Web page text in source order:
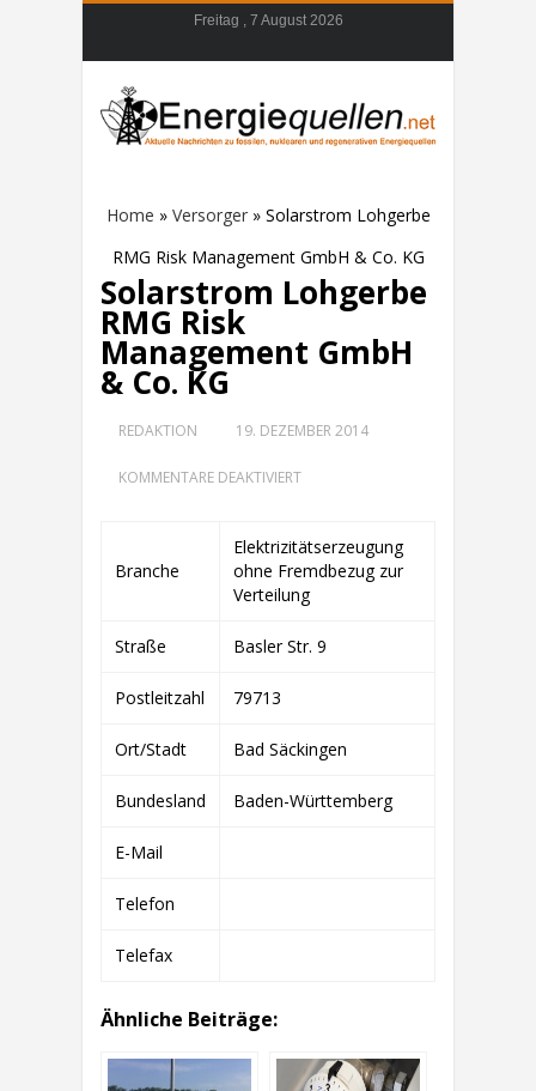
Freitag , 7 August 2026
Home » Versorger» Solarstrom Lohgerbe
RMG Risk Management GmbH & Co. KG
Solarstrom Lohgerbe
RMG Risk
Management GmbH
& Co. KG
REDAKTION 19. DEZEMBER 2014
KOMMENTARE DEAKTIVIERTFÜR
RISK
MANAGEMENT
GMBH
&
KG
Branche
Elektrizitätserzeugung
ohne Fremdbezug zur
Verteilung
Straße Basler Str. 9
Postleitzahl 79713
Ort/Stadt Bad Säckingen
Bundesland Baden-Württemberg
E-Mail
Telefon
Telefax
Ähnliche Beiträge: